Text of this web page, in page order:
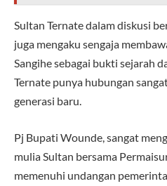
Sultan Ternate dalam diskusi
juga mengaku sengaja
Sangihe sebagai bukti sejarah
Ternate punya hubungan
generasi baru.
Pj Bupati Wounde, sangat
mulia Sultan bersama
memenuhi undangan